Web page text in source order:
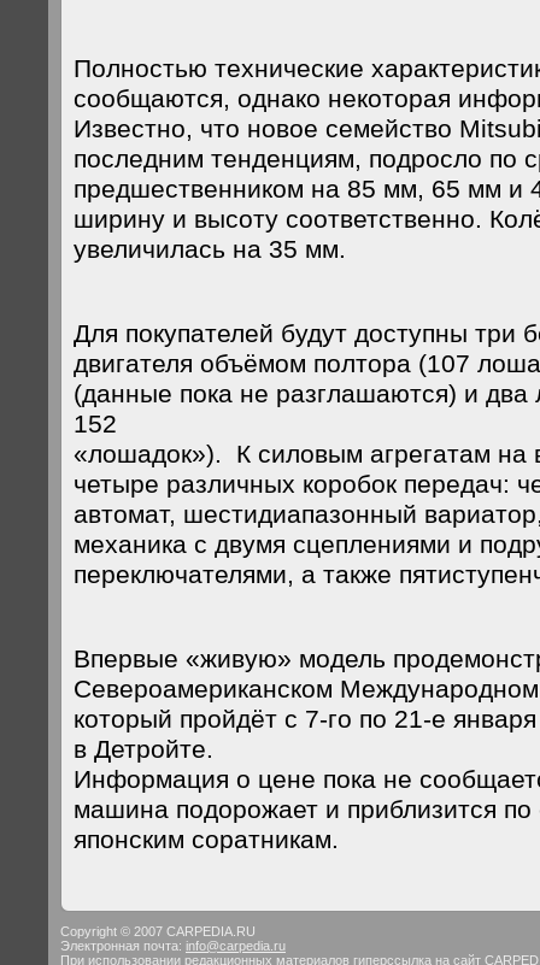
Полностью технические
сообщаются, однако некоторая
Известно, что новое семейство
последним тенденциям, подросло по
предшественником на 85 мм, 65 мм и
ширину и высоту соответственно.
увеличилась на 35 мм.
Для покупателей будут доступны три
двигателя объёмом полтора (107
(данные пока не разглашаются) и два
152
«лошадок»). К силовым агрегатам на
четыре различных коробок передач:
автомат, шестидиапазонный
механика с двумя сцеплениями и
переключателями, а также
Впервые «живую» модель
Североамериканском
который пройдёт с 7-го по 21-е
в Детройте.
Информация о цене пока не
машина подорожает и приблизится по
японским соратникам.
Copyright © 2007 CARPEDIA.RU
Электронная почта: info@carpedia.ru
При использовании редакционных материалов гиперссылка на сайт